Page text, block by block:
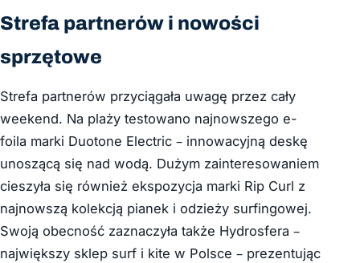
Strefa partnerów i nowości
sprzętowe
Strefa partnerów przyciągała uwagę przez cały
weekend. Na plaży testowano najnowszego e-
foila marki Duotone Electric – innowacyjną deskę
unoszącą się nad wodą. Dużym zainteresowaniem
cieszyła się również ekspozycja marki Rip Curl z
najnowszą kolekcją pianek i odzieży surfingowej.
Swoją obecność zaznaczyła także Hydrosfera –
największy sklep surf i kite w Polsce – prezentując